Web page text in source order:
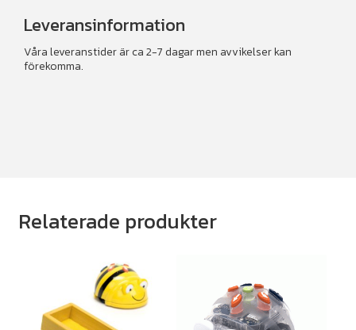
Leveransinformation
Våra leveranstider är ca 2-7 dagar men avvikelser kan
förekomma.
Relaterade produkter